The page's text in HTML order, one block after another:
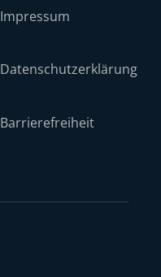
Impressum
Datenschutzerklärung
Barrierefreiheit